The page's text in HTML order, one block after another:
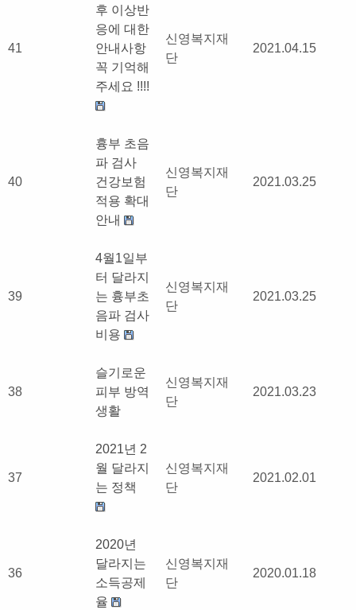
41
후 이상반
응에 대한
안내사항
꼭 기억해
주세요 !!!!
신영복지재
단
2021.04.15
40
흉부 초음
파 검사
건강보험
적용 확대
안내
신영복지재
단
2021.03.25
39
4월1일부
터 달라지
는 흉부초
음파 검사
비용
신영복지재
단
2021.03.25
38
슬기로운
피부 방역
생활
신영복지재
단
2021.03.23
37
2021년 2
월 달라지
는 정책
신영복지재
단
2021.02.01
36
2020년
달라지는
소득공제
율
신영복지재
단
2020.01.18